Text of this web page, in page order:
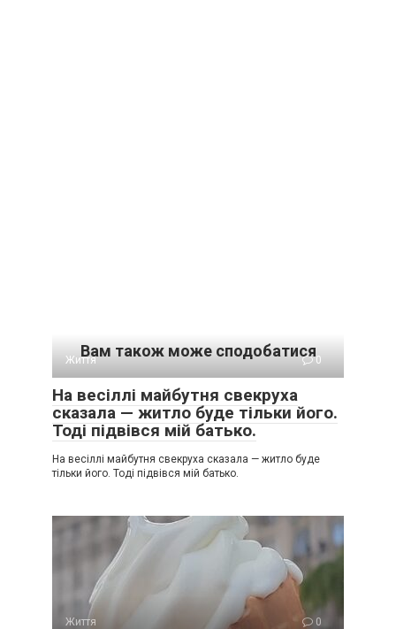
Вам також може сподобатися
Життя 0
На весіллі майбутня свекруха
сказала — житло буде тільки його.
Тоді підвівся мій батько.
На весіллі майбутня свекруха сказала — житло буде
тільки його. Тоді підвівся мій батько.
Життя 0